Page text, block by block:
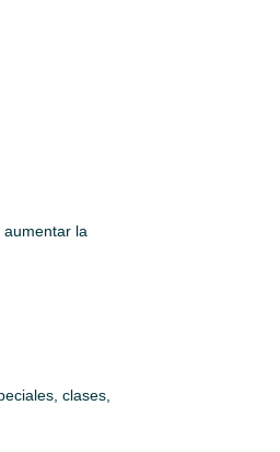
la
clases,